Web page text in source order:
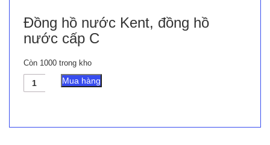
Đồng hồ nước Kent, đồng hồ
nước cấp C
Còn 1000 trong kho
Đồng
hồ
Mua hàng